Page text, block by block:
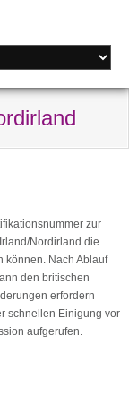
zur
Nordirland die
können. Nach Ablauf
den britischen
erfordern
schnellen Einigung vor
aufgerufen.